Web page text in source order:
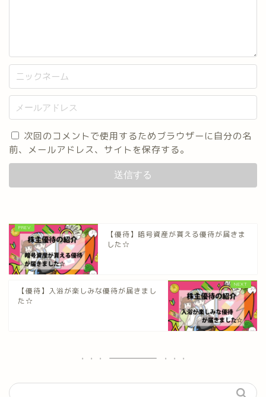
次回のコメントで使用するためブラウザーに自分の名
前、メールアドレス、サイトを保存する。
【優待】暗号資産が貰える優待が届きま
した☆
【優待】入浴が楽しみな優待が届きまし
た☆